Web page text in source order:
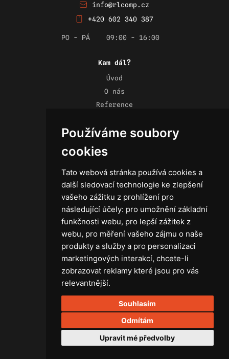
Používáme soubory
cookies
Tato webová stránka používá cookies a
další sledovací technologie ke zlepšení
vašeho zážitku z prohlížení pro
následující účely: pro umožnění základní
funkčnosti webu, pro lepší zážitek z
webu, pro měření vašeho zájmu o naše
produkty a služby a pro personalizaci
marketingových interakcí, chcete-li
zobrazovat reklamy které jsou pro vás
relevantnější.
Souhlasím
Odmítám
Upravit mé předvolby
info@rlcomp.cz
+420 602 340 387
PO - PÁ 09:00 - 16:00
Kam dál?
Úvod
O nás
Reference
Kontakt
Obchodní podmínky
Zásady ochrany osobních údajů
Technika
Světla
Příslušenství ke světlům
Osvětlovací technika GRIP
Baterie
Stativy
Ostatní
Rozvaděče a kabely
Spotřební materiál
Z75 MISC. (RŮZNÉ) Accessories